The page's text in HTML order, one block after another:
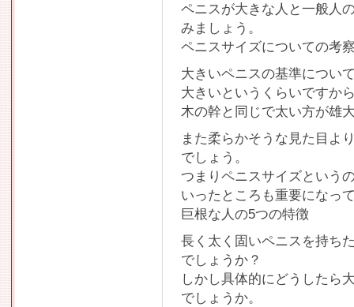
ペニスが大きな人と一般人
みましょう。
ペニスサイズについての考
大きいペニスの基準につい
大きいというくらいですか
木の幹と同じで太い方が雄
また柔らかそうな見た目よ
でしょう。
つまりペニスサイズという
いったところも重要になっ
巨根な人の5つの特徴
長く太く固いペニスを持ち
でしょうか？
しかし具体的にどうしたら
でしょうか。